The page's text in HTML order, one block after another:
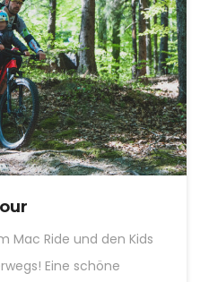
Mac Ride und den Kids
Eine schöne